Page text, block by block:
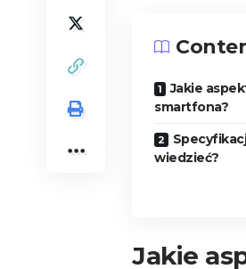
Jakie
smartfona?
wiedzieć?
Jakie